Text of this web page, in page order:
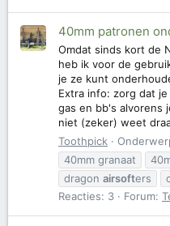
40mm patronen
Omdat sinds kort de
heb ik voor de
je ze kunt
Extra info: zorg dat
gas en bb's alvorens
niet (zeker) weet
Toothpick
40mm granaat
dragon airsofters
Reacties: 3
Forum: